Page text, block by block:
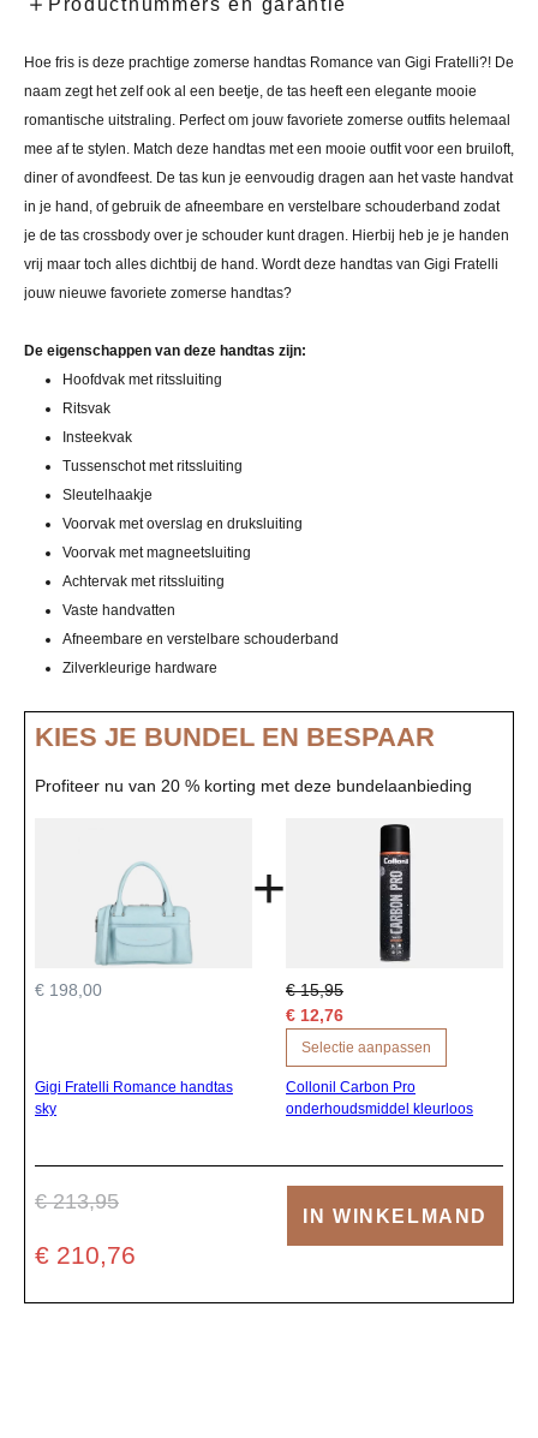
Hoe fris is deze prachtige zomerse handtas Romance van Gigi Fratelli?! De
naam zegt het zelf ook al een beetje, de tas heeft een elegante mooie
romantische uitstraling. Perfect om jouw favoriete zomerse outfits helemaal
mee af te stylen. Match deze handtas met een mooie outfit voor een bruiloft,
diner of avondfeest. De tas kun je eenvoudig dragen aan het vaste handvat
in je hand, of gebruik de afneembare en verstelbare schouderband zodat
je de tas crossbody over je schouder kunt dragen. Hierbij heb je je handen
vrij maar toch alles dichtbij de hand. Wordt deze handtas van Gigi Fratelli
jouw nieuwe favoriete zomerse handtas?
De eigenschappen van deze handtas zijn:
Hoofdvak met ritssluiting
Ritsvak
Insteekvak
Tussenschot met ritssluiting
Sleutelhaakje
Voorvak met overslag en druksluiting
Voorvak met magneetsluiting
Achtervak met ritssluiting
Vaste handvatten
Afneembare en verstelbare schouderband
Zilverkleurige hardware
KIES JE BUNDEL EN BESPAAR
Profiteer nu van 20 % korting met deze bundelaanbieding
€ 198,00
Gigi Fratelli Romance handtas
sky
+
€ 15,95
€ 12,76
Selectie aanpassen
Collonil Carbon Pro
onderhoudsmiddel kleurloos
€ 213,95
€ 210,76
IN WINKELMAND